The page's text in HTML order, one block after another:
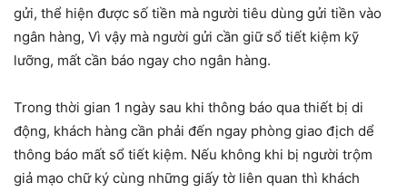
gửi, thể hiện được số tiền mà người tiêu dùng gửi tiền vào
ngân hàng, Vì vậy mà người gửi cần giữ sổ tiết kiệm kỹ
lưỡng, mất cần báo ngay cho ngân hàng.
Trong thời gian 1 ngày sau khi thông báo qua thiết bị di
động, khách hàng cần phải đến ngay phòng giao địch dể
thông báo mất sổ tiết kiệm. Nếu không khi bị người trộm
giả mạo chữ ký cùng những giấy tờ liên quan thì khách